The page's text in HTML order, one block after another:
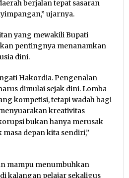
berjalan tepat sasaran
ujarnya.
yang mewakili Bupati
pentingnya menanamkan
dini.
Hakordia. Pengenalan
dimulai sejak dini. Lomba
kompetisi, tetapi wadah bagi
kreativitas
bukan hanya merusak
depan kita sendiri,”
mampu menumbuhkan
kalangan pelajar sekaligus